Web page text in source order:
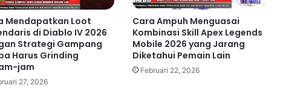
Mendapatkan Loot
di Diablo IV 2026
Strategi Gampang
Harus Grinding
jam
27, 2026
Cara Ampuh Menguasai
Kombinasi Skill Apex Legends
Mobile 2026 yang Jarang
Diketahui Pemain Lain
Februari 22, 2026